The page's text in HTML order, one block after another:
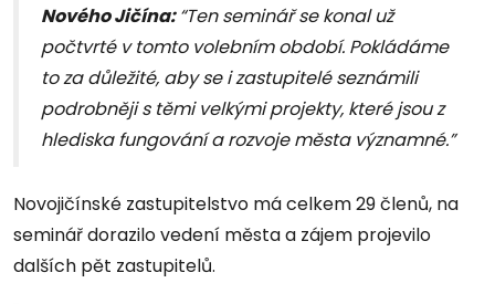
Nového Jičína:“Ten seminář se konal už
počtvrté v tomto volebním období. Pokládáme
to za důležité, aby se i zastupitelé seznámili
podrobněji s těmi velkými projekty, které jsou z
hlediska fungování a rozvoje města významné.”
Novojičínské zastupitelstvo má celkem 29 členů, na
seminář dorazilo vedení města a zájem projevilo
dalších pět zastupitelů.